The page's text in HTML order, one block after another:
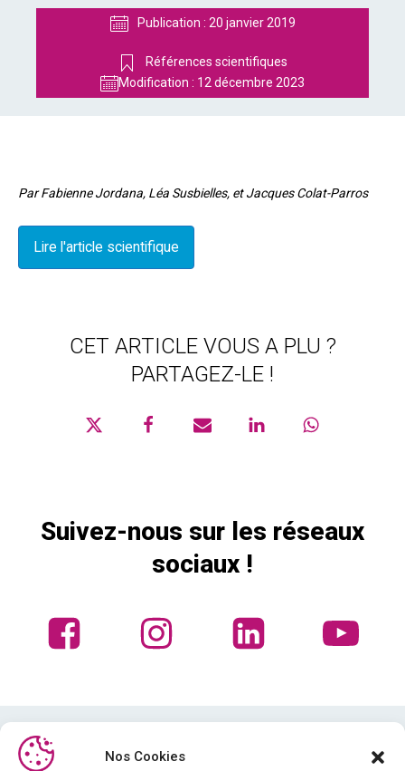
Nos Cookies
Publication : 20 janvier 2019
Références scientifiques
Modification : 12 décembre 2023
Par Fabienne Jordana, Léa Susbielles, et Jacques Colat-Parros
Lire l'article scientifique
CET ARTICLE VOUS A PLU ?
PARTAGEZ-LE !
Suivez-nous sur les réseaux
sociaux !